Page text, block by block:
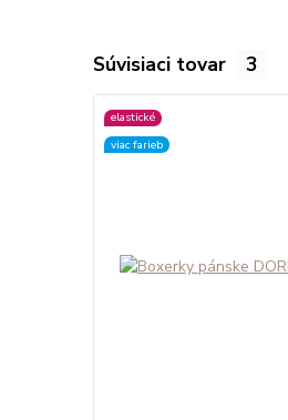
Súvisiaci tovar 3
elastické
viac farieb